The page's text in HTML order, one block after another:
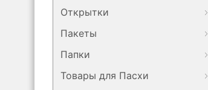
Открытки
Пакеты
Папки
Товары для Пасхи